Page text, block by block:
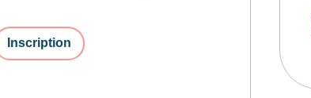
Inscription